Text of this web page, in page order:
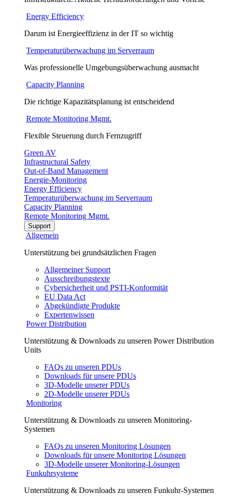
Energy Efficiency
Darum ist Energieeffizienz in der IT so wichtig
Temperaturüberwachung im Serverraum
Was professionelle Umgebungsüberwachung ausmacht
Capacity Planning
Die richtige Kapazitätsplanung ist entscheidend
Remote Monitoring Mgmt.
Flexible Steuerung durch Fernzugriff
Green AV
Infrastructural Safety
Out-of-Band Management
Energie-Monitoring
Energy Efficiency
Temperaturüberwachung im Serverraum
Capacity Planning
Remote Monitoring Mgmt.
Support
Allgemein
Unterstützung bei grundsätzlichen Fragen
Allgemeiner Support
Ausschreibungstexte
Cybersicherheit und PSTI-Konformität
EU Data Act
Abgekündigte Produkte
Expertenwissen
Power Distribution
Unterstützung & Downloads zu unseren Power Distribution
Units
FAQs zu unseren PDUs
Downloads für unsere PDUs
3D-Modelle unserer PDUs
2D-Modelle unserer PDUs
Monitoring
Unterstützung & Downloads zu unseren Monitoring-
Systemen
FAQs zu unseren Monitoring Lösungen
Downloads für unsere Monitoring Lösungen
3D-Modelle unserer Monitoring-Lösungen
Funkuhrsysteme
Unterstützung & Downloads zu unseren Funkuhr-Systemen